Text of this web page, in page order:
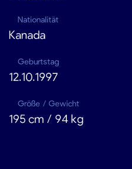
Nationalität
Kanada
Geburtstag
12.10.1997
Größe / Gewicht
195 cm / 94 kg